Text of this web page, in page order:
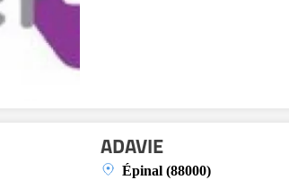
ADAVIE
Épinal (88000)